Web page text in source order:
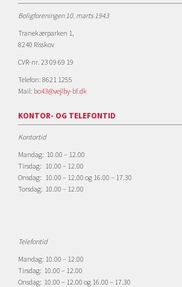
Boligforeningen 10. marts 1943
Tranekærparken 1,
8240 Risskov
CVR-nr. 23 09 69 19
Telefon: 8621 1255
Mail: bo43@vejlby-bf.dk
KONTOR- OG TELEFONTID
Kontortid
Mandag: 10.00 – 12.00
Tirsdag: 10.00 – 12.00
Onsdag: 10.00 – 12.00 og 16.00 – 17.30
Torsdag: 10.00 – 12.00
Telefontid
Mandag: 10.00 – 12.00
Tirsdag: 10.00 – 12.00
Onsdag: 10.00 – 12.00 og 16.00 – 17.30